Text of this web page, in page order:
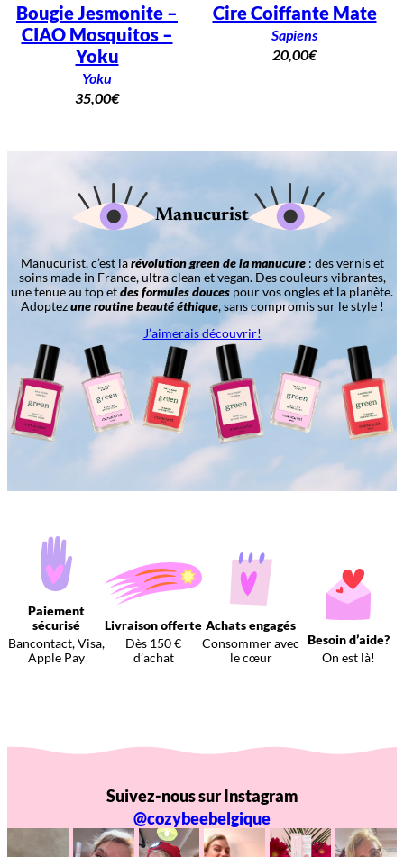
Bougie Jesmonite –
CIAO Mosquitos –
Yoku
Yoku
35,00€
Cire Coiffante Mate
Sapiens
20,00€
Manucurist
Manucurist, c’est larévolution green de la manucure: des vernis et
soins made in France, ultra clean et vegan. Des couleurs vibrantes,
une tenue au top etdes formules douces pour vos ongles et la planète.
Adoptezune routine beauté éthique, sans compromis sur le style !
J’aimerais découvrir!
Paiement
sécurisé
Bancontact, Visa,
Apple Pay
Livraison offerte
Dès 150 €
d’achat
Achats engagés
Consommer avec
le cœur
Besoin d’aide?
On est là!
Suivez-nous sur Instagram
@cozybeebelgique